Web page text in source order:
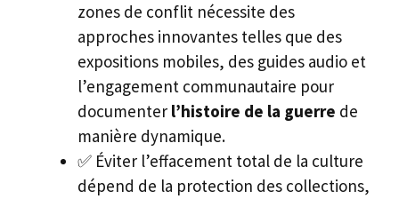
zones de conflit nécessite des
approches innovantes telles que des
expositions mobiles, des guides audio et
l’engagement communautaire pour
documenter l’histoire de la guerre de
manière dynamique.
✅ Éviter l’effacement total de la culture
dépend de la protection des collections,